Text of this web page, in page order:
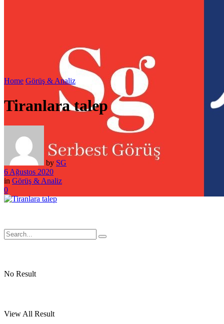
No Result
View All Result
Home Görüş & Analiz
Tiranlara talep
by SG
6 Ağustos 2020
in Görüş & Analiz
0